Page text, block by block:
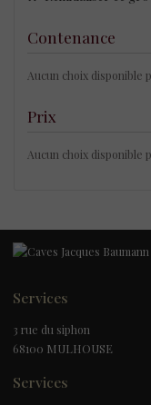
Contenance
Aucun choix disponible
Prix
Aucun choix disponible
Services
3 rue du siphon
68100 MULHOUSE
Services